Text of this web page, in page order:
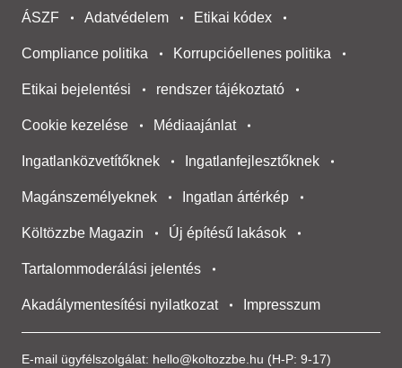
E-mail ügyfélszolgálat: hello@koltozzbe.hu (H-P: 9-17)
ÁSZF Adatvédelem Etikai kódex
Compliance politika Korrupcióellenes politika
Etikai bejelentési rendszer tájékoztató
Cookie kezelése Médiaajánlat
Ingatlanközvetítőknek Ingatlanfejlesztőknek
Magánszemélyeknek Ingatlan ártérkép
Költözzbe Magazin Új építésű lakások
Tartalommoderálási jelentés
Akadálymentesítési nyilatkozat Impresszum